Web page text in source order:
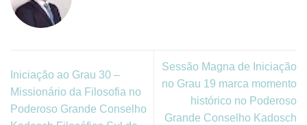
Iniciação ao Grau 30 –
Missionário da Filosofia no
Poderoso Grande Conselho
Sessão Magna de Iniciação
no Grau 19 marca momento
histórico no Poderoso
Grande Conselho Kadosch